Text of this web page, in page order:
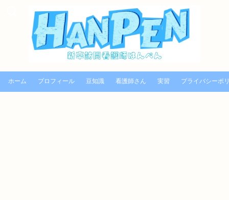
ホーム プロフィール 豆知識 看護師さん 実習 プライバシーポ